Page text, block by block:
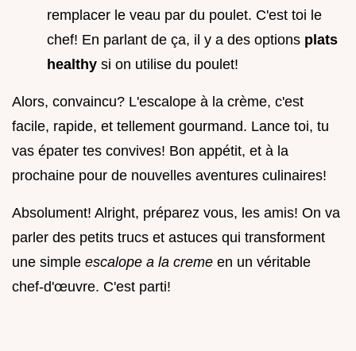
remplacer le veau par du poulet. C'est toi le
chef! En parlant de ça, il y a des options plats
healthy si on utilise du poulet!
Alors, convaincu? L'escalope à la crème, c'est
facile, rapide, et tellement gourmand. Lance toi, tu
vas épater tes convives! Bon appétit, et à la
prochaine pour de nouvelles aventures culinaires!
Absolument! Alright, préparez vous, les amis! On va
parler des petits trucs et astuces qui transforment
une simple escalope a la creme en un véritable
chef-d'œuvre. C'est parti!